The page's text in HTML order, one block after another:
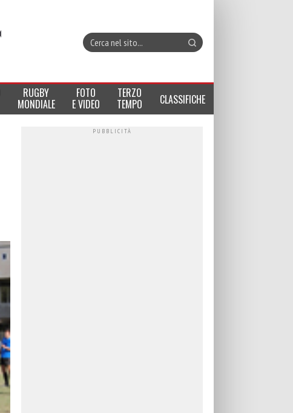
RUGBY
MONDIALE
FOTO
E VIDEO
TERZO
TEMPO CLASSIFICHE